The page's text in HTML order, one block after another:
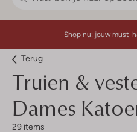
Shop nu: jouw must-
Terug
Truien &
Dames
29 items